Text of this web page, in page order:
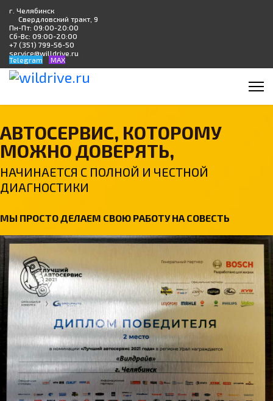
г. Челябинск
Свердловский тракт, 9
Пн-Пт: 09:00-20:00
Сб-Вс: 09:00-20:00
+7 (351) 799-56-50
service@willdrive.ru
Telegram MAX
АВТОСЕРВИС, КОТОРОМУ
МОЖНО ДОВЕРЯТЬ,
НАЧИНАЕТСЯ С ПОЛНОЙ И ЧЕСТНОЙ
ДИАГНОСТИКИ
МЫ ПРОСТО ДЕЛАЕМ СВОЮ РАБОТУ НА СОВЕСТЬ